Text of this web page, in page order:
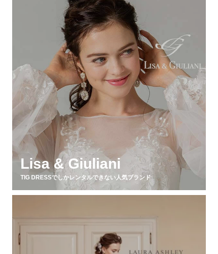
Lisa & Giuliani
TIG DRESSでしかレンタルできない人気ブランド